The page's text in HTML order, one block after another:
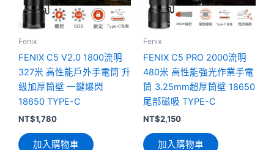
Fenix
FENIX C5 V2.0 1800流明
327米 高性能戶外手電筒 升
級加厚筒壁 一鍵爆閃
18650 TYPE-C
NT$1,780
加入購物車
Fenix
FENIX C5 PRO 2000流明
480米 高性能強光作業手電
筒 3.25mm超厚筒壁 18650
尾部磁吸 TYPE-C
NT$2,150
加入購物車